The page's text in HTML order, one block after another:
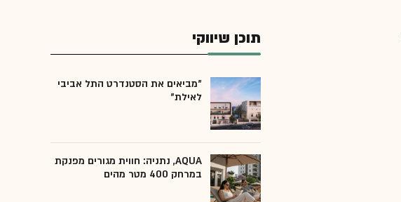
תוכן שיווקי
"מביאים את הסטנדרט התל אביבי
לאילת"
AQUA, נתניה: חווית מגורים מפנקת
במרחק 400 מטר מהים